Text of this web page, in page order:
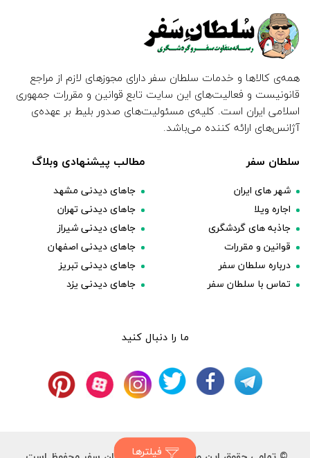
همه‌ی کالاها و خدمات سلطان سفر دارای مجوزهای لازم از مراجع
قانونیست و فعالیت‌های این سایت تابع قوانین و مقررات جمهوری
اسلامی ایران است. کلیه‌ی مسئولیت‌های صدور بلیط بر عهده‌ی
آژانس‌های ارائه کننده می‌باشد.
سلطان سفر
شهر های ایران
اجاره ویلا
جاذبه های گردشگری
قوانین و مقررات
درباره سلطان سفر
تماس با سلطان سفر
مطالب پیشنهادی وبلاگ
جاهای دیدنی مشهد
جاهای دیدنی تهران
جاهای دیدنی شیراز
جاهای دیدنی اصفهان
جاهای دیدنی تبریز
جاهای دیدنی یزد
ما را دنبال کنید